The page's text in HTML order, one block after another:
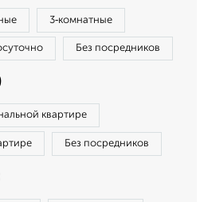
3‑комнатные
Без посредников
квартире
Без посредников